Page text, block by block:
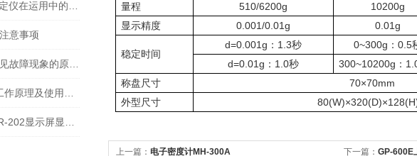
意事项
量程
510/6200g 10200g
显示精度
0.001/0.01g 0.01g
稳定时间
d=0.001g ： 1.3秒 0~300g ： 0.5
d=0.01g ： 1.0秒 300~10200g ：
称盘尺寸
70×70mm
外型尺寸
上一篇： 电子密度计MH-300A 下一篇： GP-600E